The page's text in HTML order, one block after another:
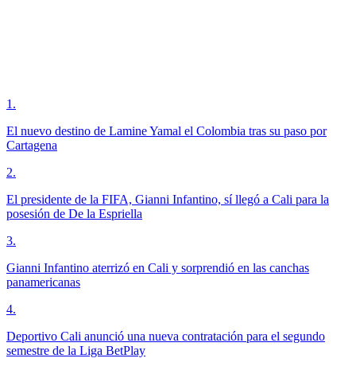
1 .
El nuevo destino de Lamine Yamal el Colombia tras su paso por
Cartagena
2.
El presidente de la FIFA, Gianni Infantino, sí llegó a Cali para la
posesión de De la Espriella
3.
Gianni Infantino aterrizó en Cali y sorprendió en las canchas
panamericanas
4.
Deportivo Cali anunció una nueva contratación para el segundo
semestre de la Liga BetPlay